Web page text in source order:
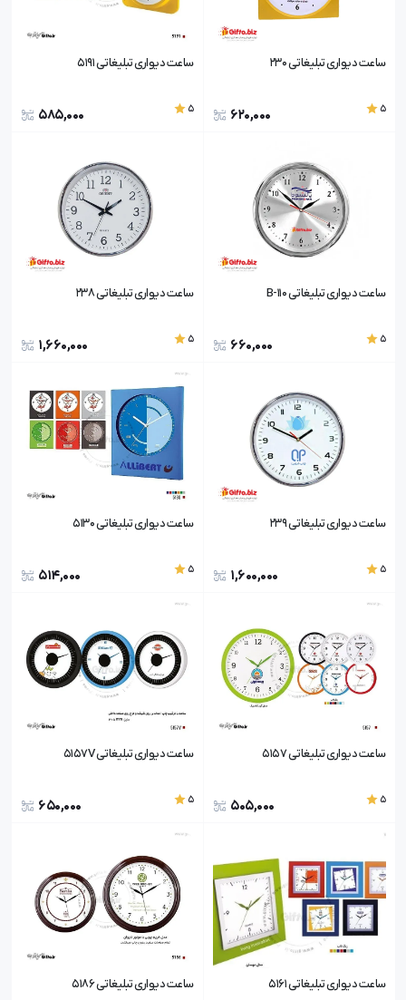
ساعت دیواری تبلیغاتی 230
5
620,000
ساعت دیواری تبلیغاتی 5191
5
585,000
ساعت دیواری تبلیغاتی 110-B
5
660,000
ساعت دیواری تبلیغاتی 238
5
1,660,000
ساعت دیواری تبلیغاتی 239
5
1,600,000
ساعت دیواری تبلیغاتی 5130
5
514,000
ساعت دیواری تبلیغاتی 5157
5
505,000
ساعت دیواری تبلیغاتی 5157V
5
650,000
ساعت دیواری تبلیغاتی 5161 ساعت دیواری تبلیغاتی 5186